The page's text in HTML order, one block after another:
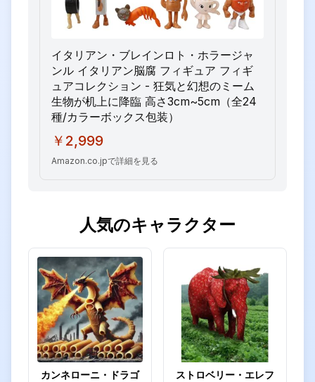
イタリアン・ブレインロト・ホラージャ
ンル イタリアン脳腐 フィギュア フィギ
ュアコレクション - 狂気と幻想のミーム
生物が机上に降臨 高さ3cm~5cm（全24
種/カラーボックス包装）
￥2,999
Amazon.co.jpで詳細を見る
人気のキャラクター
カンネローニ・ドラゴ
ストロベリー・エレフ